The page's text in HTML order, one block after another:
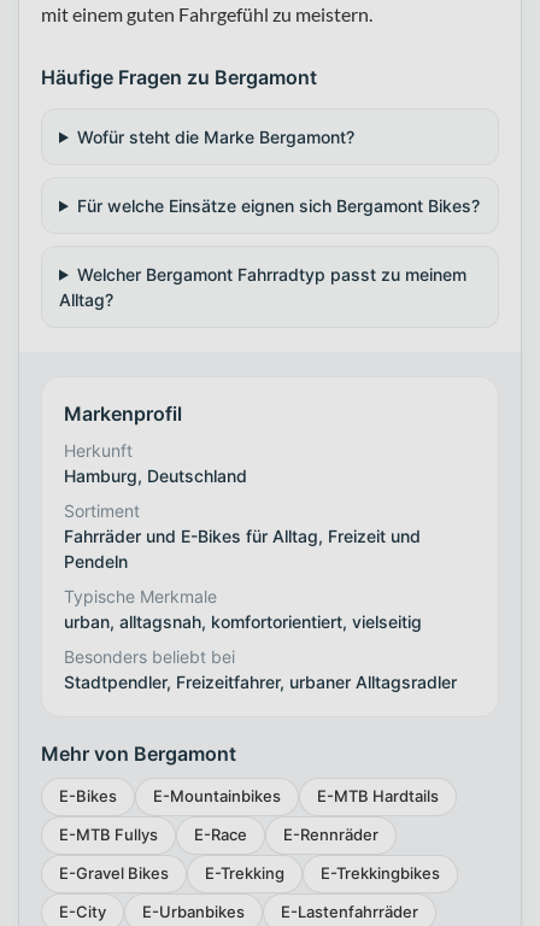
mit einem guten Fahrgefühl zu meistern.
Häufige Fragen zu Bergamont
Wofür steht die Marke Bergamont?
Für welche Einsätze eignen sich Bergamont Bikes?
Welcher Bergamont Fahrradtyp passt zu meinem
Alltag?
Markenprofil
Herkunft
Hamburg, Deutschland
Sortiment
Fahrräder und E-Bikes für Alltag, Freizeit und
Pendeln
Typische Merkmale
urban, alltagsnah, komfortorientiert, vielseitig
Besonders beliebt bei
Stadtpendler, Freizeitfahrer, urbaner Alltagsradler
Mehr von Bergamont
E-Bikes E-Mountainbikes
E-MTB Hardtails
E-MTB Fullys
E-Race
E-Rennräder
E-Gravel Bikes
E-Trekking
E-Trekkingbikes
E-City
E-Urbanbikes
E-Lastenfahrräder